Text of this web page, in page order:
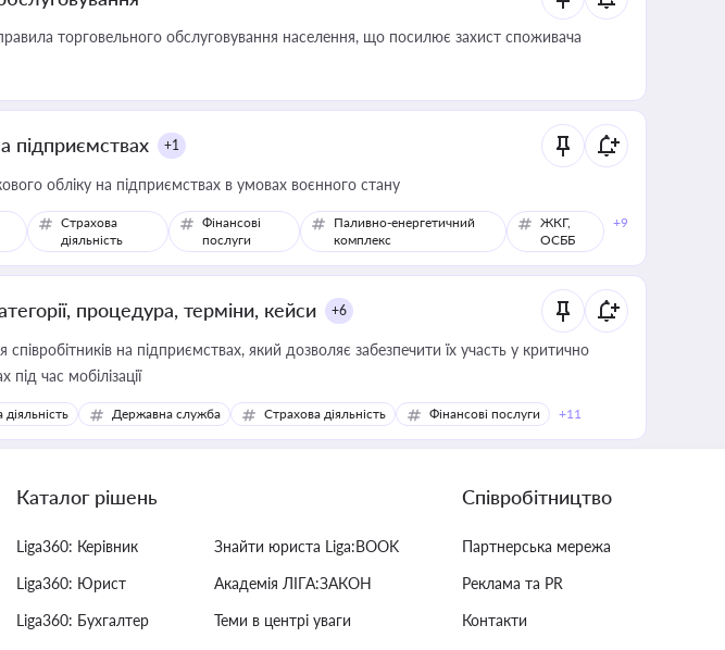
торговельного обслуговування населення, що посилює захист споживача
підприємствах +1
обліку на підприємствах в умовах воєнного стану
Страхова
діяльність
Фінансові
послуги
Паливно-енергетичний
комплекс
ЖКГ,
ОСББ
+9
процедура, терміни, кейси +6
на підприємствах, який дозволяє забезпечити їх участь у критично
час мобілізації
діяльність Державна служба Страхова діяльність Фінансові послуги +11
Каталог рішень
Liga360: Керівник
Liga360: Юрист
Liga360: Бухгалтер
Знайти юриста Liga:BOOK
Академія ЛІГА:ЗАКОН
Теми в центрі уваги
Співробітництво
Партнерська мережа
Реклама та PR
Контакти